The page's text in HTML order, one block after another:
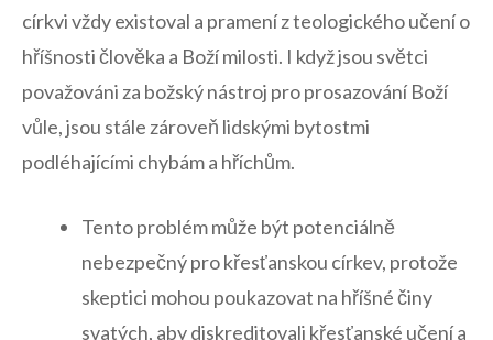
církvi vždy existoval a pramení ‍z ⁢teologického učení o
hříšnosti člověka a⁤ Boží milosti. I když jsou světci
považováni​ za božský nástroj pro prosazování Boží
vůle, jsou stále ‍zároveň lidskými bytostmi
podléhajícími chybám a hříchům.
Tento problém ⁢může být potenciálně ​
nebezpečný⁢ pro křesťanskou ⁣církev, protože
skeptici mohou​ poukazovat na hříšné⁣ činy
svatých, aby diskreditovali křesťanské učení a